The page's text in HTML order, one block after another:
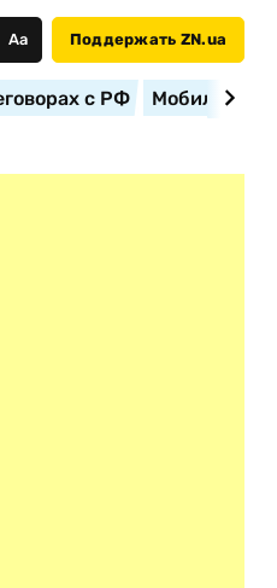
Аа Поддержать ZN.ua
с РФ